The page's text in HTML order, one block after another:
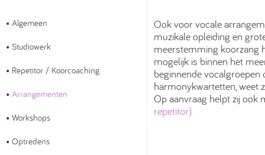
• Algemeen
• Studiowerk
• Repetitor / Koorcoaching
• Arrangementen
• Workshops
• Optredens
Ook voor vocale
muzikale opleiding en
meerstemming koorzang
mogelijk is binnen het
beginnende
harmonykwartetten, weet
Op aanvraag helpt zij ook
repetitor).